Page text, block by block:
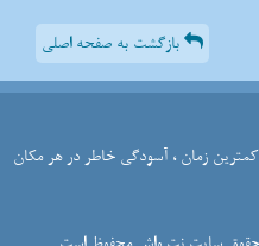
بازگشت به صفحه اصلی
زمان ، آسودگی خاطر در هر مکان